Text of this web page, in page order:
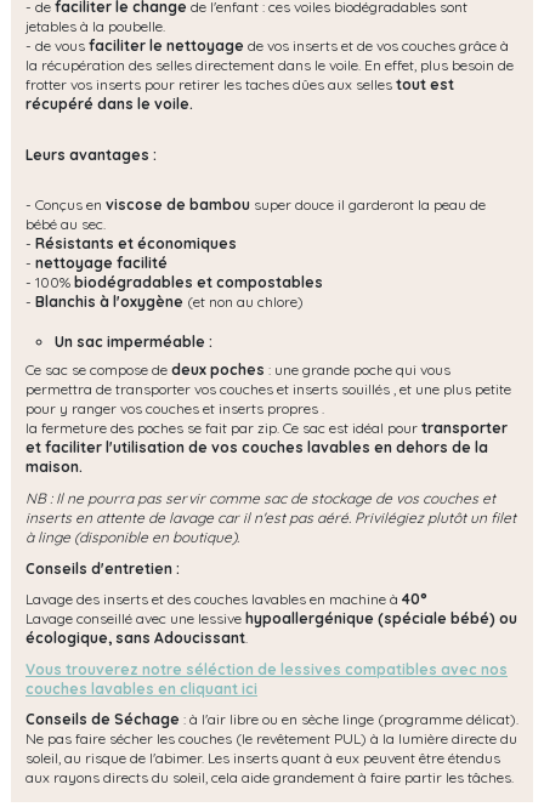
- de faciliter le change de l'enfant : ces voiles biodégradables sont
jetables à la poubelle.
- de vous faciliter le nettoyage de vos inserts et de vos couches grâce à
la récupération des selles directement dans le voile. En effet, plus besoin de
frotter vos inserts pour retirer les taches dûes aux selles tout est
récupéré dans le voile.
Leurs avantages :
- Conçus en viscose de bambou super douce il garderont la peau de
bébé au sec.
- Résistants et économiques
- nettoyage facilité
- 100% biodégradables et compostables
- Blanchis à l'oxygène (et non au chlore)
Un sac imperméable :
Ce sac se compose de deux poches : une grande poche qui vous
permettra de transporter vos couches et inserts souillés , et une plus petite
pour y ranger vos couches et inserts propres .
la fermeture des poches se fait par zip. Ce sac est idéal pour transporter
et faciliter l'utilisation de vos couches lavables en dehors de la
maison.
NB : Il ne pourra pas servir comme sac de stockage de vos couches et
inserts en attente de lavage car il n'est pas aéré. Privilégiez plutôt un filet
à linge (disponible en boutique).
Conseils d'entretien :
Lavage des inserts et des couches lavables en machine à 40°
Lavage conseillé avec une lessive hypoallergénique (spéciale bébé) ou
écologique, sans Adoucissant.
Vous trouverez notre séléction de lessives compatibles avec nos
couches lavables en cliquant ici
Conseils de Séchage : à l'air libre ou en sèche linge (programme délicat).
Ne pas faire sécher les couches (le revêtement PUL) à la lumière directe du
soleil, au risque de l'abimer. Les inserts quant à eux peuvent être étendus
aux rayons directs du soleil, cela aide grandement à faire partir les tâches.